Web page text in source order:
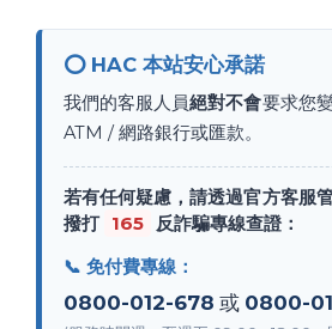
⭕ HAC 本站安心承諾
我們的客服人員絕對不會要求您
ATM / 網路銀行或匯款。
若有任何疑慮，請透過官方客服
撥打 165
反詐騙專線查證：
📞 免付費專線：
0800-012-678 或 0800-